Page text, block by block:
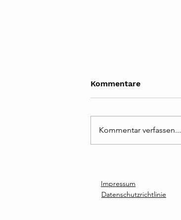
den Weg
Kommentare
Kommentar verfassen...
Impressum
Datenschutzrichtlinie